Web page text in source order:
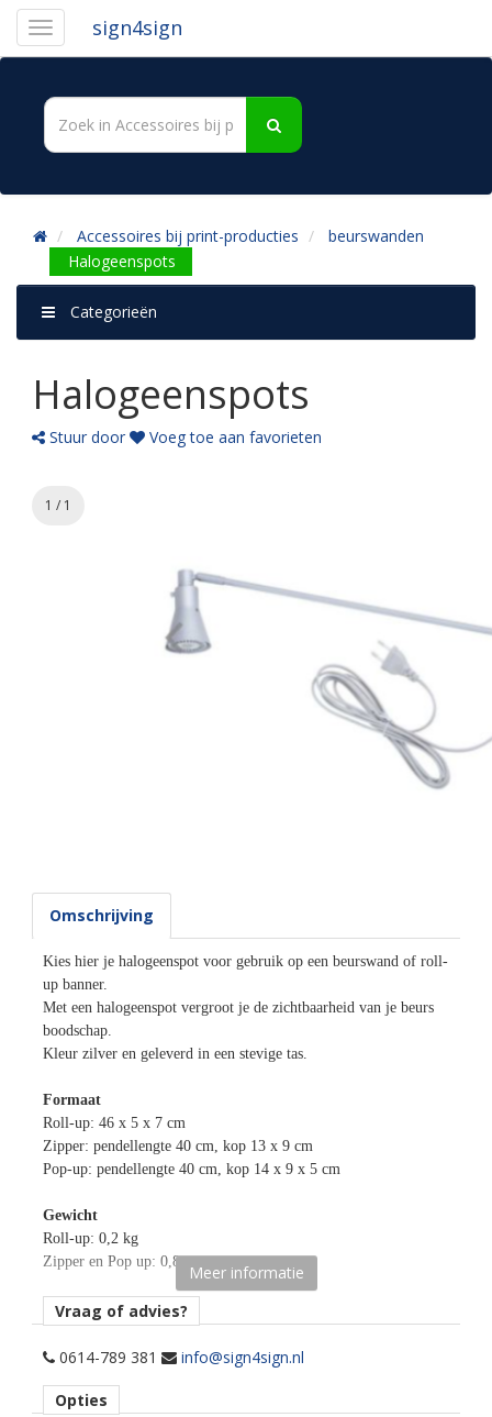
sign4sign
Accessoires bij print-producties
beurswanden
Halogeenspots
Categorieën
Halogeenspots
Stuur door Voeg toe aan favorieten
1 / 1
Omschrijving
Kies hier je halogeenspot voor gebruik op een beurswand of roll-
up banner.
Met een halogeenspot vergroot je de zichtbaarheid van je beurs
boodschap.
Kleur zilver en geleverd in een stevige tas.
Formaat
Roll-up: 46 x 5 x 7 cm
Zipper: pendellengte 40 cm, kop 13 x 9 cm
Pop-up: pendellengte 40 cm, kop 14 x 9 x 5 cm
Gewicht
Roll-up: 0,2 kg
Zipper en Pop up: 0,8 kg
Vermogen
Roll up: 50W (GU10) lamp
Zipper en Pop-up: 150W
Kleur
Meer informatie
Vraag of advies?
0614-789 381 info@sign4sign.nl
Opties